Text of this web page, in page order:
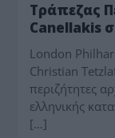
Τράπεζας
Canellakis
London
Christian
περιζήτητες
ελληνικής
[…]